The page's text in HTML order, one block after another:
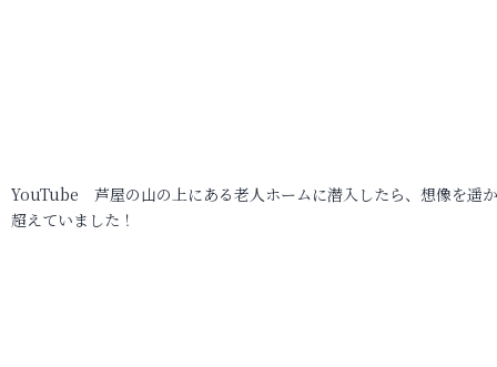
YouTube 芦屋の山の上にある老人ホームに潜入したら、想像を遥
超えていました！